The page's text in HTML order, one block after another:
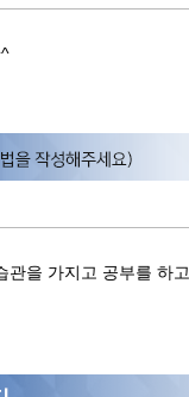
관을 가지고 공부를 하고